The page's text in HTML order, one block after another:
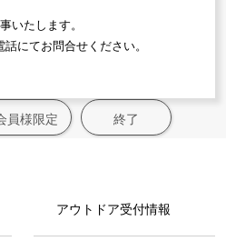
ブス
員様限定 終了
いたします。
にてお問合せください。
アウトドア受付情報